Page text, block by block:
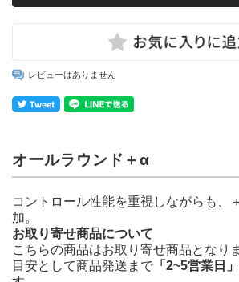
レビューはありません
オールラウンド＋α
コントロール性能を重視しながらも、
加。
お取り寄せ商品について
こちらの商品はお取り寄せ商品となり
目安として商品発送まで 「2~5営業日」